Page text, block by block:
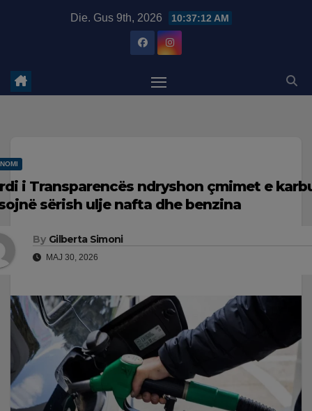
Die. Gus 9th, 2026 10:37:13 AM
i Transparencës ndryshon çmimet e
sërish ulje nafta dhe benzina
By Gilberta Simoni
MAJ 30, 2026